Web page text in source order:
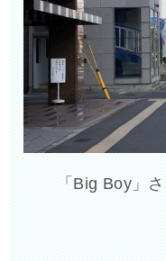
「Big Boy」